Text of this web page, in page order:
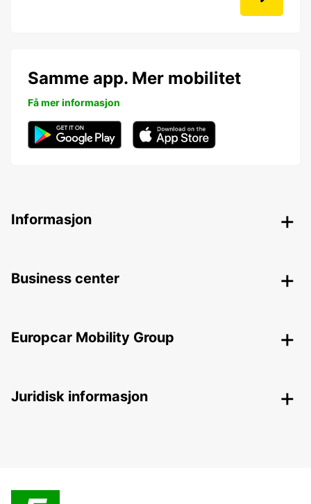
Samme app. Mer mobilitet
Få mer informasjon
Informasjon
Business center
Europcar Mobility Group
Juridisk informasjon